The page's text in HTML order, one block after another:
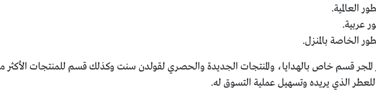
العالمية.
عربية.
الخاصة بالمنزل.
المجر قسم خاص بالهدايا، والمنتجات الجديدة والحصري لقولدن سنت وكذلك قسم للمنتجات الأكثر
الذي يريده وتسهيل عملية التسوق له.